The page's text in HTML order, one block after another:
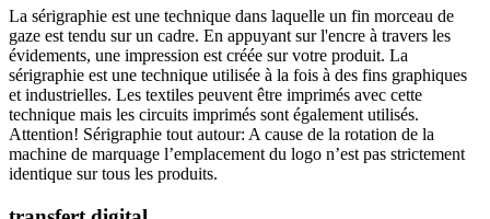
La sérigraphie est une technique dans laquelle un fin morceau de
gaze est tendu sur un cadre. En appuyant sur l'encre à travers les
évidements, une impression est créée sur votre produit. La
sérigraphie est une technique utilisée à la fois à des fins graphiques
et industrielles. Les textiles peuvent être imprimés avec cette
technique mais les circuits imprimés sont également utilisés.
Attention! Sérigraphie tout autour: A cause de la rotation de la
machine de marquage l’emplacement du logo n’est pas strictement
identique sur tous les produits.